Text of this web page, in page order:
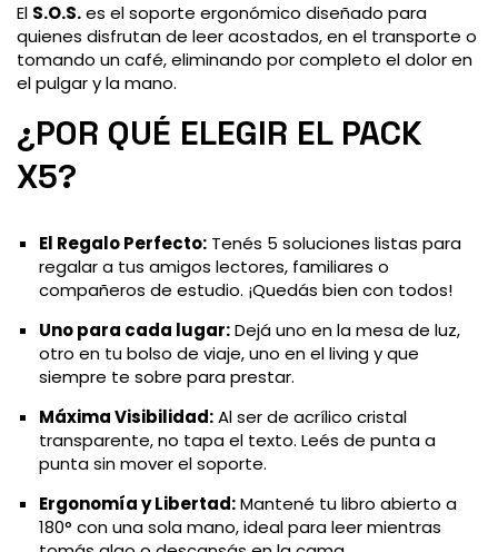
El S.O.S.es el soporte ergonómico diseñado para
quienes disfrutan de leer acostados, en el transporte o
tomando un café, eliminando por completo el dolor en
el pulgar y la mano.
¿POR QUÉ ELEGIR EL PACK
X5?
El Regalo Perfecto: Tenés 5 soluciones listas para
regalar a tus amigos lectores, familiares o
compañeros de estudio. ¡Quedás bien con todos!
Uno para cada lugar:Dejá uno en la mesa de luz,
otro en tu bolso de viaje, uno en el living y que
siempre te sobre para prestar.
Máxima Visibilidad:Al ser de acrílico cristal
transparente, no tapa el texto. Leés de punta a
punta sin mover el soporte.
Ergonomía y Libertad:Mantené tu libro abierto a
180° con una sola mano, ideal para leer mientras